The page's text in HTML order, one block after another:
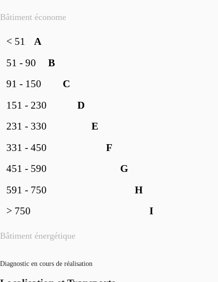
Bâtiment économe
Bâtiment énergétique
A
< 51
B
51 - 90
C
91 - 150
D
151 - 230
E
231 - 330
F
331 - 450
G
451 - 590
H
591 - 750
I
> 750
Diagnostic en cours de réalisation